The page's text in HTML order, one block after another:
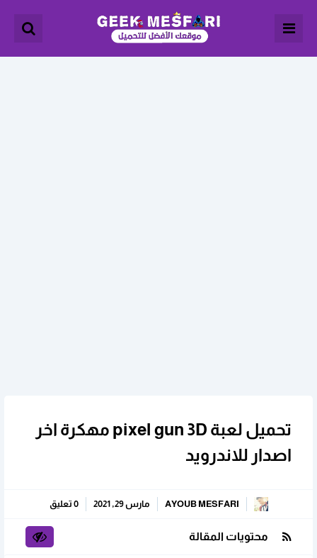
تحميل لعبة pixel gun 3D مهكرة اخر
اصدار للاندرويد
AYOUB MESFARI مارس 29, 2021 0 تعليق
محتويات المقالة